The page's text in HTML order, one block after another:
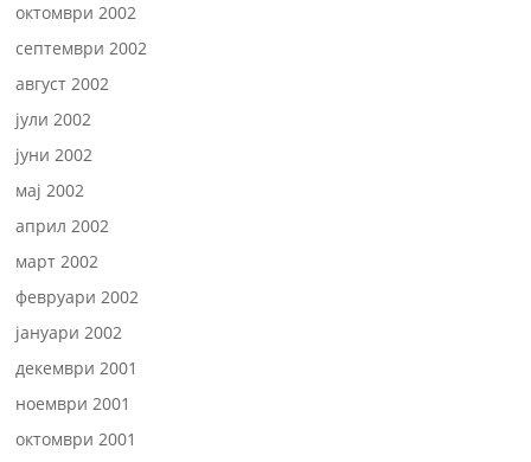
октомври 2002
септември 2002
август 2002
јули 2002
јуни 2002
мај 2002
април 2002
март 2002
февруари 2002
јануари 2002
декември 2001
ноември 2001
октомври 2001